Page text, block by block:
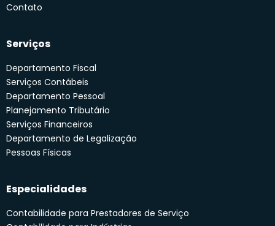
Contato
Serviços
Departamento Fiscal
Serviços Contábeis
Departamento Pessoal
Planejamento Tributário
Serviços Financeiros
Departamento de Legalização
Pessoas Físicas
Especialidades
Contabilidade para Prestadores de Serviço